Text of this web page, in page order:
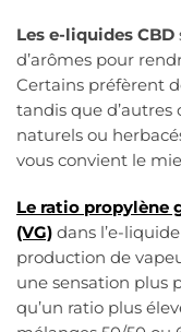
Les e-liquides CBD
d’arômes pour
Certains préfèrent
tandis que
naturels ou
vous convient le
Le ratio propylène
(VG) dans l’e-
production de
une sensation plus
qu’un ratio plus